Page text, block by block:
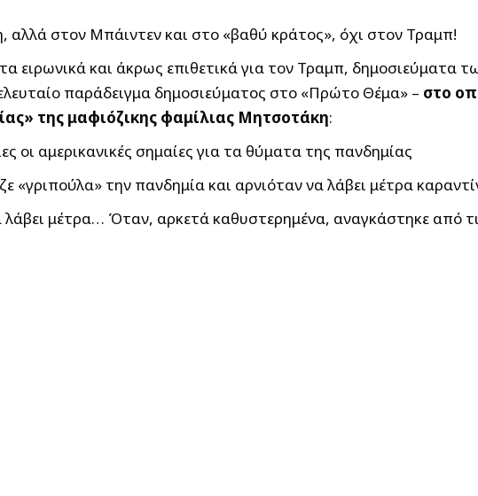
στον Μπάιντεν και στο «βαθύ κράτος», όχι στον Τραμπ!
ειρωνικά και άκρως επιθετικά για τον Τραμπ, δημοσιεύματα
παράδειγμα δημοσιεύματος στο «Πρώτο Θέμα» – στο
της μαφιόζικης φαμίλιας Μητσοτάκη:
οι αμερικανικές σημαίες για τα θύματα της πανδημίας
«γριπούλα» την πανδημία και αρνιόταν να λάβει μέτρα
μέτρα… Όταν, αρκετά καθυστερημένα, αναγκάστηκε από